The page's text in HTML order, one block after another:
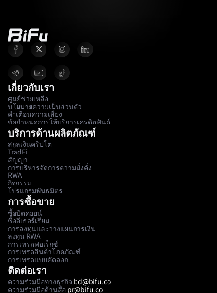
เกี่ยวกับเรา
ศูนย์ช่วยเหลือ
นโยบายความเป็นส่วนตัว
คำเตือนความเสี่ยง
ข้อกำหนดการให้บริการเครดิตฟันด์
บริการด้านผลิตภัณฑ์
สกุลเงินคริปโต
TradFi
สัญญา
การบริหารจัดการความมั่งคั่ง
RWA
กิจกรรม
โปรแกรมพันธมิตร
การซื้อขาย
ซื้อบิตคอยน์
ซื้ออีเธอร์เรียม
การลงทุนและวางแผนการเงิน
ลงทุน RWA
การเทรดฟอเร็กซ์
การเทรดสินค้าโภคภัณฑ์
การเทรดแบบคัดลอก
ติดต่อเรา
ความร่วมมือทางธุรกิจ bd@bifu.co
ความร่วมมือด้านสื่อ pr@bifu.co